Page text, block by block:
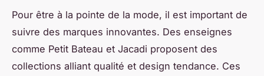
Pour être à la pointe de la mode, il est important de
suivre des marques innovantes. Des enseignes
comme Petit Bateau et Jacadi proposent des
collections alliant qualité et design tendance. Ces